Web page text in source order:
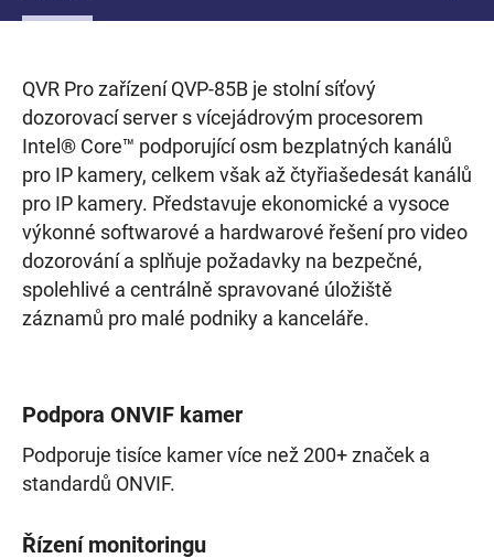
QVR Pro zařízení QVP-85B je stolní síťový
dozorovací server s vícejádrovým procesorem
Intel® Core™ podporující osm bezplatných kanálů
pro IP kamery, celkem však až čtyřiašedesát kanálů
pro IP kamery. Představuje ekonomické a vysoce
výkonné softwarové a hardwarové řešení pro video
dozorování a splňuje požadavky na bezpečné,
spolehlivé a centrálně spravované úložiště
záznamů pro malé podniky a kanceláře.
Podpora ONVIF kamer
Podporuje tisíce kamer více než 200+ značek a
standardů ONVIF.
Řízení monitoringu